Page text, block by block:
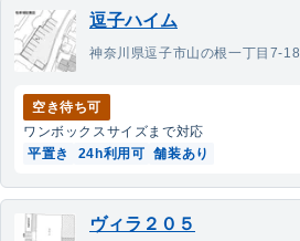
逗子ハイム
神奈川県逗子市山の根一丁目7-18
空き待ち可
ワンボックスサイズまで対応
平置き
24h利用可 舗装あり
ヴィラ２０５